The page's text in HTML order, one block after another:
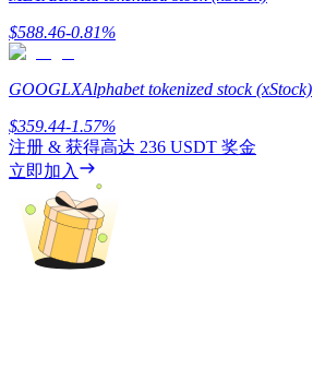
充值CASHCAT & 赢取
BitMart 用戶遷移專享
註冊&交易贏 500,000 USDT
$588.46-0.81%
GOOGLXAlphabet tokenized stock (xStock)
$359.44-1.57%
注册 & 获得高达 236 USDT 奖金
立即加入